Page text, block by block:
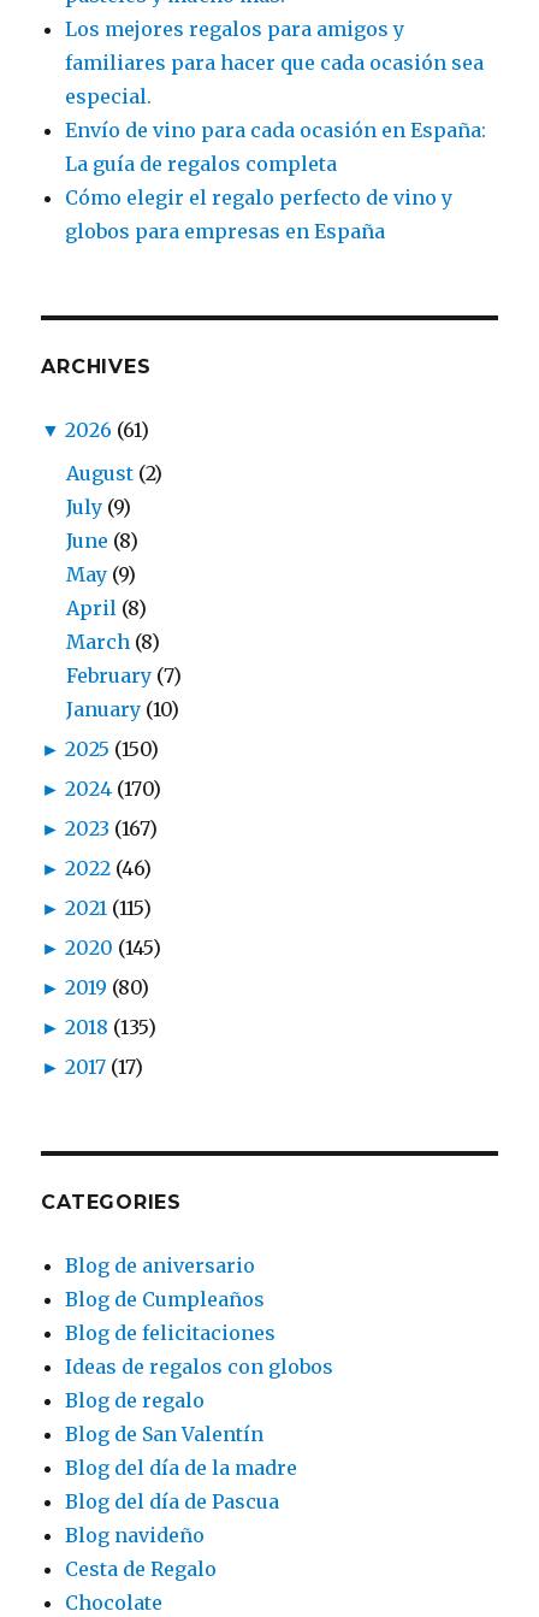
Los mejores regalos para amigos y
familiares para hacer que cada ocasión sea
especial.
Envío de vino para cada ocasión en España:
La guía de regalos completa
Cómo elegir el regalo perfecto de vino y
globos para empresas en España
ARCHIVES
▼ 2026 (61)
August (2)
July (9)
June (8)
May (9)
April (8)
March (8)
February (7)
January (10)
► 2025 (150)
► 2024 (170)
► 2023 (167)
► 2022 (46)
► 2021 (115)
► 2020 (145)
► 2019 (80)
► 2018 (135)
► 2017 (17)
CATEGORIES
Blog de aniversario
Blog de Cumpleaños
Blog de felicitaciones
Ideas de regalos con globos
Blog de regalo
Blog de San Valentín
Blog del día de la madre
Blog del día de Pascua
Blog navideño
Cesta de Regalo
Chocolate